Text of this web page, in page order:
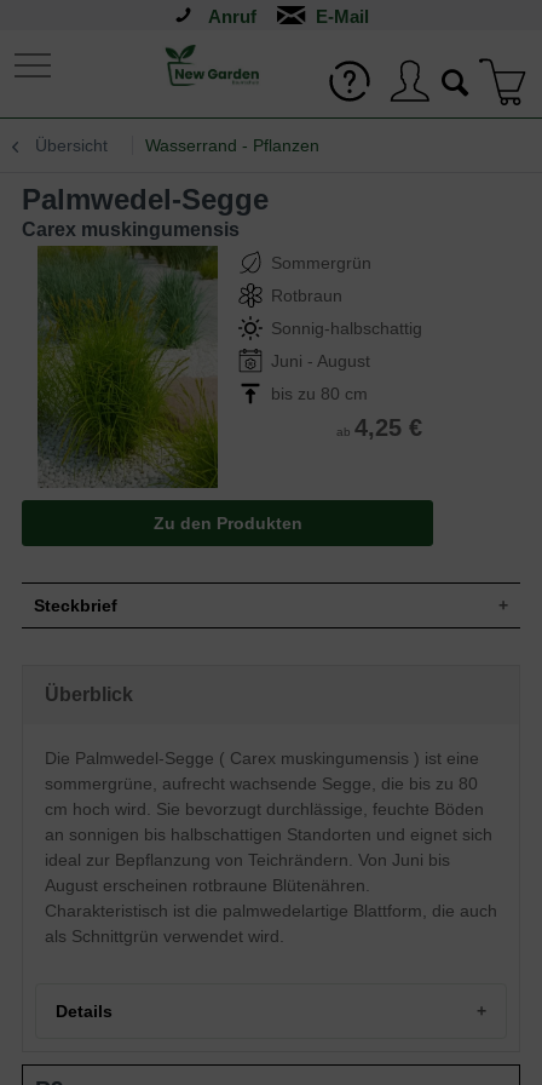
Anruf
Übersicht Wasserrand - Pflanzen
Palmwedel-Segge
Carex muskingumensis
Sommergrün
Rotbraun
Sonnig-halbschattig
Juni - August
bis zu 80 cm
ab 4,25 €
Zu den Produkten
Steckbrief
Wuchshöhe
Blattform
Blüte
Rotbraun, Blütenähre
Blütezeit
Juni bis August
Boden
Durchlässiger Boden, feuchter Boden
Standort
Sonnig bis halbschattig
Pflanzen pro
m²
6
Das Carex muskingumensis (Palmwedel-
Segge) bietet sich hervorragend zur
Segge) kommen aber auch im
Überblick
Die Palmwedel-Segge ( Carex muskingumensis ) ist eine
sommergrüne, aufrecht wachsende Segge, die bis zu 80
cm hoch wird. Sie bevorzugt durchlässige, feuchte Böden
an sonnigen bis halbschattigen Standorten und eignet sich
ideal zur Bepflanzung von Teichrändern. Von Juni bis
August erscheinen rotbraune Blütenähren.
Charakteristisch ist die palmwedelartige Blattform, die auch
als Schnittgrün verwendet wird.
Details
Portrait der Palmwedel-Segge